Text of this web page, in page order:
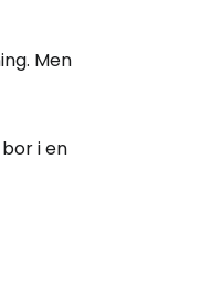
Men
i en